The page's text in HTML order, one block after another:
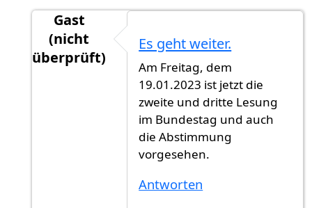
Gast
(nicht
überprüft)
Veröffentlichung von
Es geht weiter.
Am Freitag, dem
19.01.2023 ist jetzt die
zweite und dritte Lesung
im Bundestag und auch
die Abstimmung
vorgesehen.
Antworten